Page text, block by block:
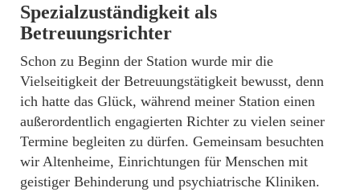
Spezialzuständigkeit als
Betreuungsrichter
Schon zu Beginn der Station wurde mir die
Vielseitigkeit der Betreuungstätigkeit bewusst, denn
ich hatte das Glück, während meiner Station einen
außerordentlich engagierten Richter zu vielen seiner
Termine begleiten zu dürfen. Gemeinsam besuchten
wir Altenheime, Einrichtungen für Menschen mit
geistiger Behinderung und psychiatrische Kliniken.